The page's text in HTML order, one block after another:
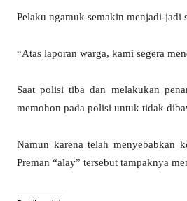
Pelaku ngamuk semakin menjadi-jadi
“Atas laporan warga, kami segera
Saat polisi tiba dan melakukan
memohon pada polisi untuk tidak
Namun karena telah menyebabkan
Preman “alay” tersebut tampaknya